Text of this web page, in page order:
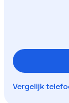
Vergelijk